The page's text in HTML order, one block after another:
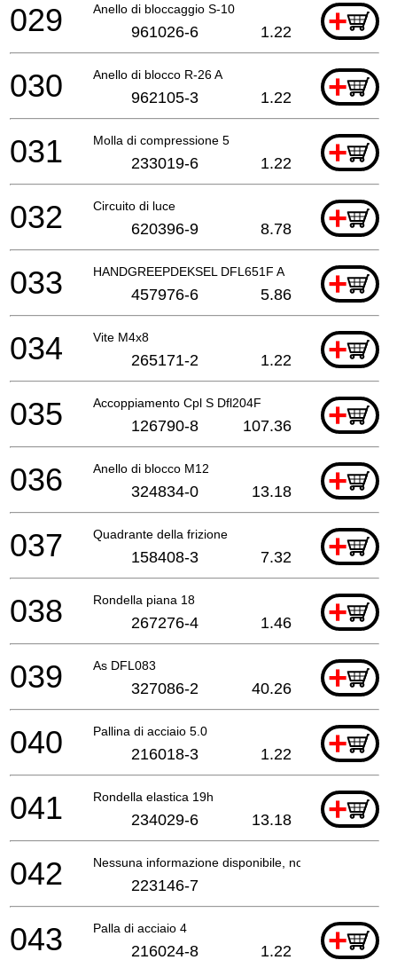
Anello di bloccaggio S-10 +
029 961026-6 1.22
Anello di blocco R-26 A +
030 962105-3 1.22
Molla di compressione 5 +
031 233019-6 1.22
Circuito di luce +
032 620396-9 8.78
HANDGREEPDEKSEL DFL651F A +
033 457976-6 5.86
Vite M4x8 +
034 265171-2 1.22
Accoppiamento Cpl S Dfl204F +
035 126790-8 107.36
Anello di blocco M12 +
036 324834-0 13.18
Quadrante della frizione +
037 158408-3 7.32
Rondella piana 18 +
038 267276-4 1.46
As DFL083 +
039 327086-2 40.26
Pallina di acciaio 5.0 +
040 216018-3 1.22
Rondella elastica 19h +
041 234029-6 13.18
Nessuna informazione disponibile, non ordinabile
042 223146-7
Palla di acciaio 4 +
043 216024-8 1.22